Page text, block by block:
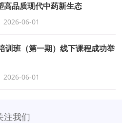
高品质现代中药新生态
2026-06-01
训班（第一期）线下课程成功举
2026-06-01
注我们